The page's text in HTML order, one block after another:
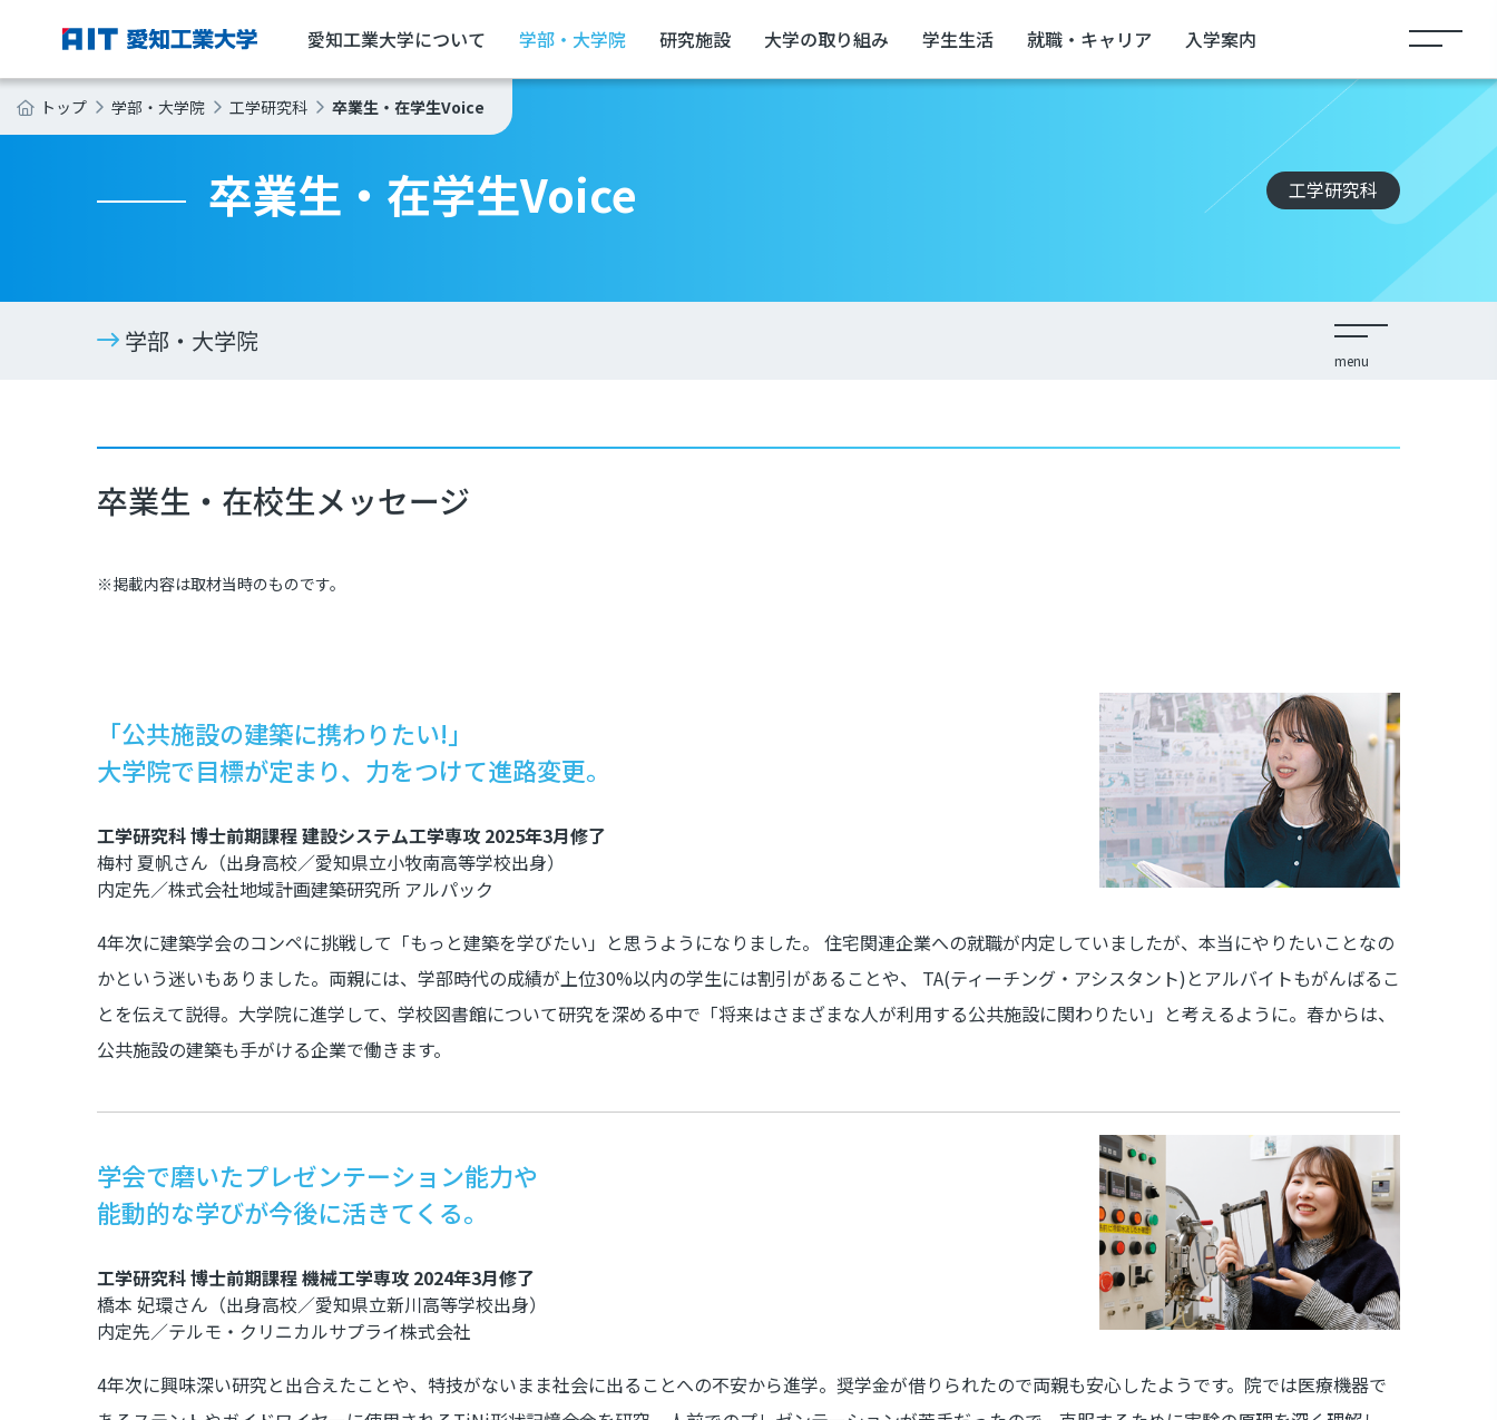
愛知工業大学について 学部・大学院 研究施設 大学の取り組み 学生生活 就職・キャリア 入学案内
トップ 学部・大学院 工学研究科 卒業生・在学生Voice
卒業生・在学生Voice 工学研究科
学部・大学院
卒業生・在校生メッセージ
※掲載内容は取材当時のものです。
「公共施設の建築に携わりたい!」
大学院で目標が定まり、力をつけて進路変更。
工学研究科 博士前期課程 建設システム工学専攻 2025年3月修了
梅村 夏帆さん（出身高校／愛知県立小牧南高等学校出身）
内定先／株式会社地域計画建築研究所 アルパック
4年次に建築学会のコンペに挑戦して「もっと建築を学びたい」と思うようになりました。 住宅関連企業への就職が内定していましたが、本当にやりたいことなの
かという迷いもありました。両親には、学部時代の成績が上位30%以内の学生には割引があることや、 TA(ティーチング・アシスタント)とアルバイトもがんばるこ
とを伝えて説得。大学院に進学して、学校図書館について研究を深める中で「将来はさまざまな人が利用する公共施設に関わりたい」と考えるように。春からは、
公共施設の建築も手がける企業で働きます。
学会で磨いたプレゼンテーション能力や
能動的な学びが今後に活きてくる。
工学研究科 博士前期課程 機械工学専攻 2024年3月修了
橋本 妃環さん（出身高校／愛知県立新川高等学校出身）
内定先／テルモ・クリニカルサプライ株式会社
4年次に興味深い研究と出合えたことや、特技がないまま社会に出ることへの不安から進学。奨学金が借りられたので両親も安心したようです。院では医療機器で